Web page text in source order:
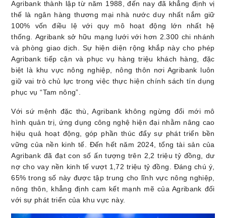
Agribank thành lập từ năm 1988, đến nay đã khẳng định vị
thế là ngân hàng thương mại nhà nước duy nhất nắm giữ
100% vốn điều lệ với quy mô hoạt động lớn nhất hệ
thống. Agribank sở hữu mạng lưới với hơn 2.300 chi nhánh
và phòng giao dịch. Sự hiện diện rộng khắp này cho phép
Agribank tiếp cận và phục vụ hàng triệu khách hàng, đặc
biệt là khu vực nông nghiệp, nông thôn nơi Agribank luôn
giữ vai trò chủ lực trong việc thực hiện chính sách tín dụng
phục vụ “Tam nông”.
Với sứ mệnh đặc thù, Agribank không ngừng đổi mới mô
hình quản trị, ứng dụng công nghệ hiện đại nhằm nâng cao
hiệu quả hoạt động, góp phần thúc đẩy sự phát triển bền
vững của nền kinh tế. Đến hết năm 2024, tổng tài sản của
Agribank đã đạt con số ấn tượng trên 2,2 triệu tỷ đồng, dư
nợ cho vay nền kinh tế vượt 1,72 triệu tỷ đồng. Đáng chú ý,
65% trong số này được tập trung cho lĩnh vực nông nghiệp,
nông thôn, khẳng định cam kết mạnh mẽ của Agribank đối
với sự phát triển của khu vực này.